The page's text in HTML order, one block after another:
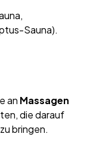
Sauna).
an Massagen
die darauf
bringen.